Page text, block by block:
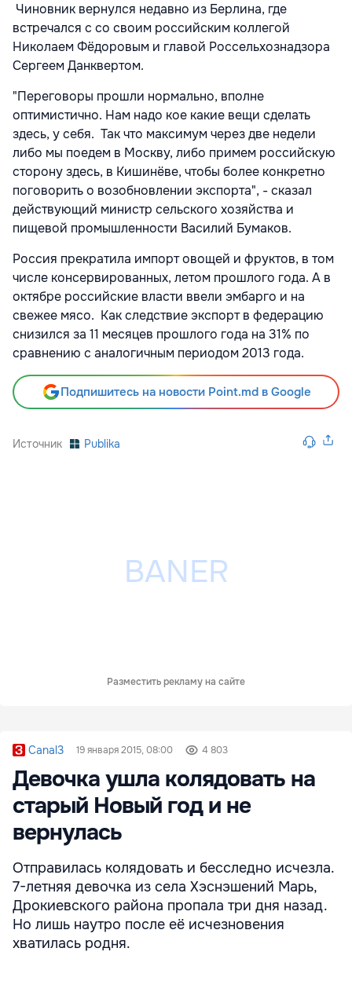
Чиновник вернулся недавно из Берлина, где
встречался с со своим российским коллегой
Николаем Фёдоровым и главой Россельхознадзора
Сергеем Данквертом.
"Переговоры прошли нормально, вполне
оптимистично. Нам надо кое какие вещи сделать
здесь, у себя. Так что максимум через две недели
либо мы поедем в Москву, либо примем российскую
сторону здесь, в Кишинёве, чтобы более конкретно
поговорить о возобновлении экспорта", - сказал
действующий министр сельского хозяйства и
пищевой промышленности Василий Бумаков.
Россия прекратила импорт овощей и фруктов, в том
числе консервированных, летом прошлого года. А в
октябре российские власти ввели эмбарго и на
свежее мясо. Как следствие экспорт в федерацию
снизился за 11 месяцев прошлого года на 31% по
сравнению с аналогичным периодом 2013 года.
Подпишитесь на новости Point.md в Google
Источник Publika
Разместить рекламу на сайте
Canal3 19 января 2015, 08:00 4 803
Девочка ушла колядовать на
старый Новый год и не
вернулась
Отправилась колядовать и бесследно исчезла.
7-летняя девочка из села Хэснэшений Марь,
Дрокиевского района пропала три дня назад.
Но лишь наутро после её исчезновения
хватилась родня.